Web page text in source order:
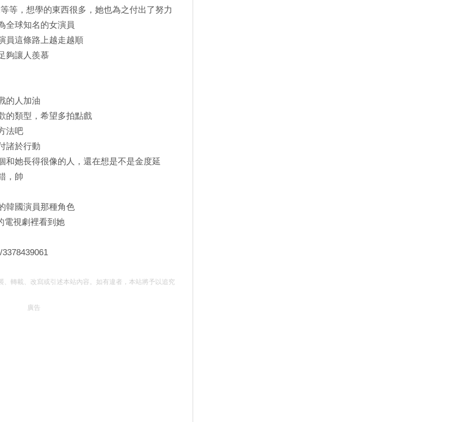
等，想學的東西很多，她也為之付出了努力
全球知名的女演員
員這條路上越走越順
夠讓人羨慕
的人加油
的類型，希望多拍點戲
法吧
諸於行動
和她長得很像的人，還在想是不是金度延
，帥
韓國演員那種角色
電視劇裡看到她
轉載、改寫或引述本站內容。如有違者，本站將予以追究
廣告